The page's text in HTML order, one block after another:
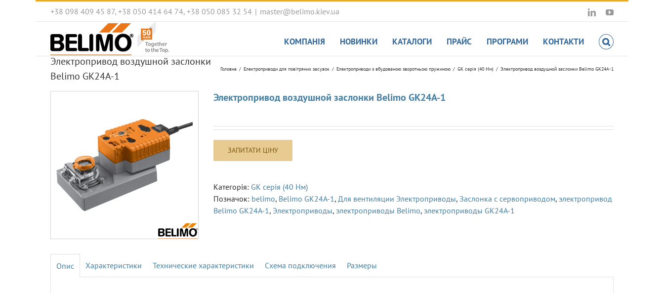
+38 098 409 45 87, +38 050 414 64 74, +38 050 085 32 54 | master@belimo.kiev.ua LinkedInYouTube
КОМПАНІЯ НОВИНКИ КАТАЛОГИ ПРАЙС ПРОГРАМИ КОНТАКТИ
Электропривод воздушной заслонки
Belimo GK24A-1
Головна Електроприводи для повітряних засувок Електроприводи з вбудованою зворотньою пружиною GK серія (40 Hм) Электропривод воздушной заслонки Belimo GK24A-1
Электропривод воздушной заслонки Belimo GK24A-1
Категорія: GK серія (40 Hм)
Позначок: belimo, Belimo GK24A-1, Для вентиляции Электроприводы, Заслонка с сервоприводом, электропривод
Belimo GK24A-1, Электроприводы, электроприводы Belimo, электроприводы GK24A-1
Характеристики Технические характеристики Схема подключения Размеры